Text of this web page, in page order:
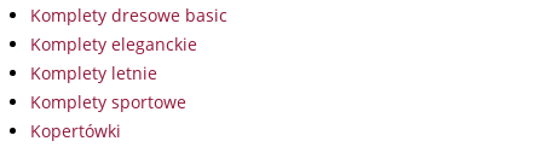
Komplety dresowe basic
Komplety eleganckie
Komplety letnie
Komplety sportowe
Kopertówki